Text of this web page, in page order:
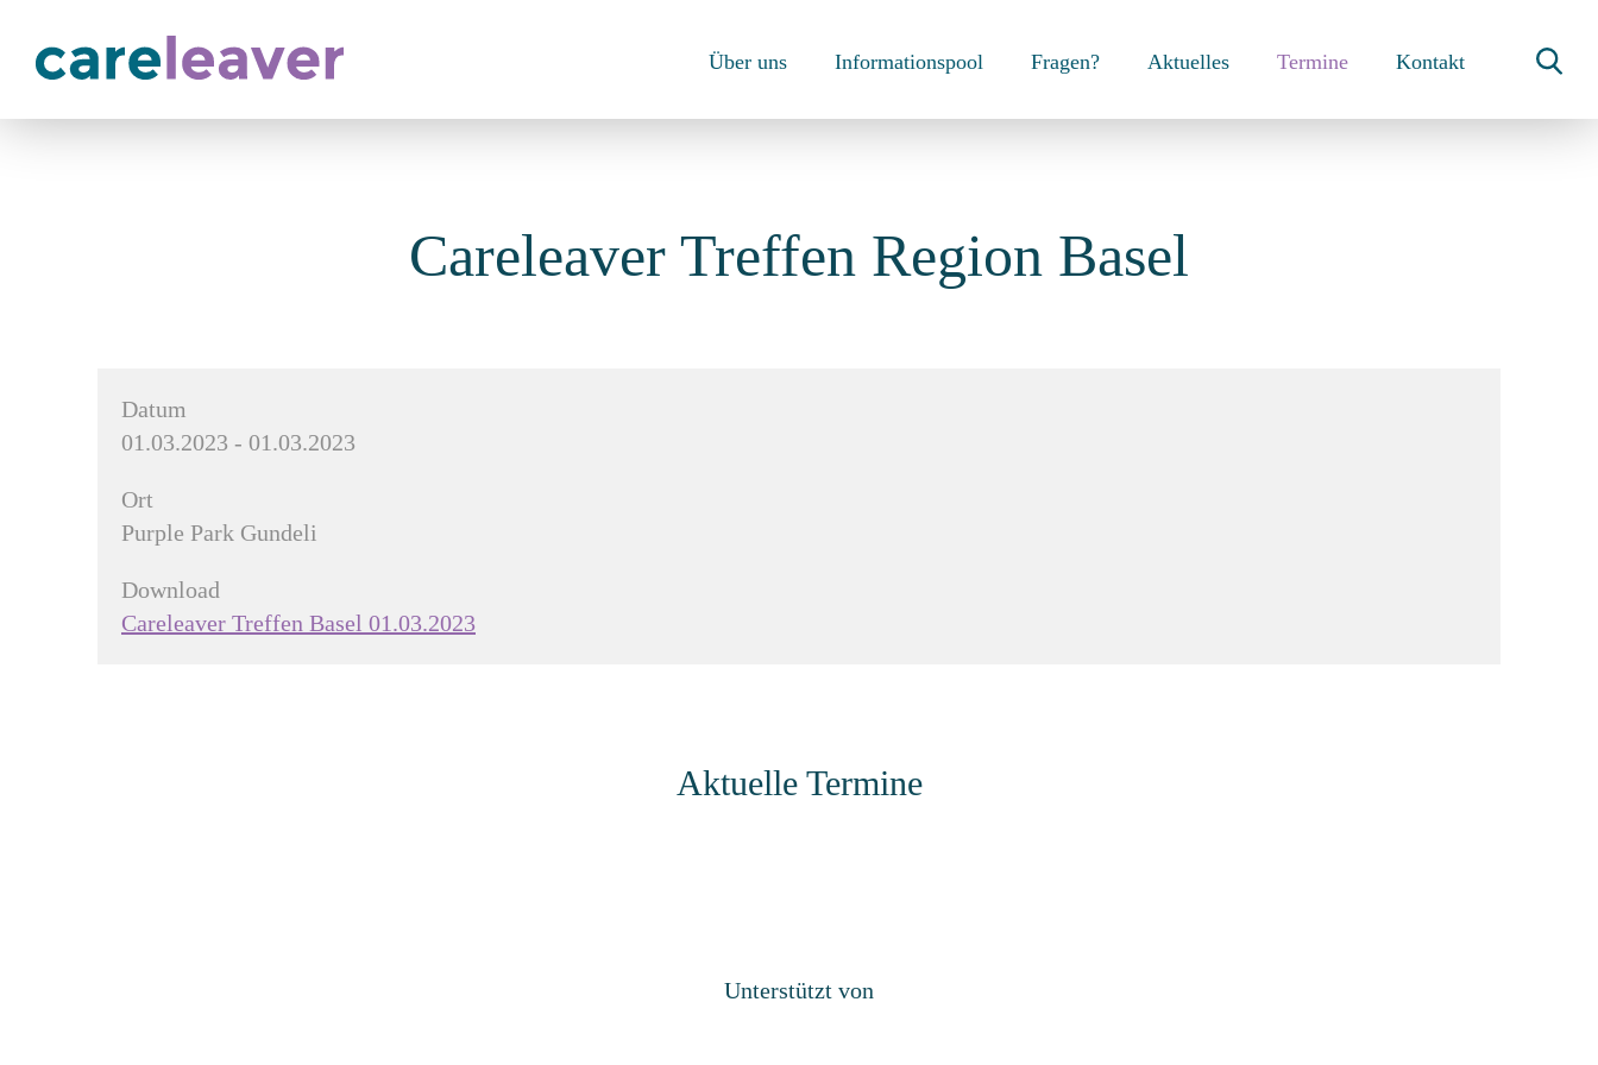
Über uns Informationspool Fragen? Aktuelles Termine Kontakt
Careleaver Treffen Region Basel
Datum
01.03.2023 - 01.03.2023
Ort
Purple Park Gundeli
Download
Careleaver Treffen Basel 01.03.2023
Aktuelle Termine
Unterstützt von